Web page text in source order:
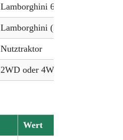
Lamborghini 600
Lamborghini (Italien)
Nutztraktor
2WD oder 4WD
Wert